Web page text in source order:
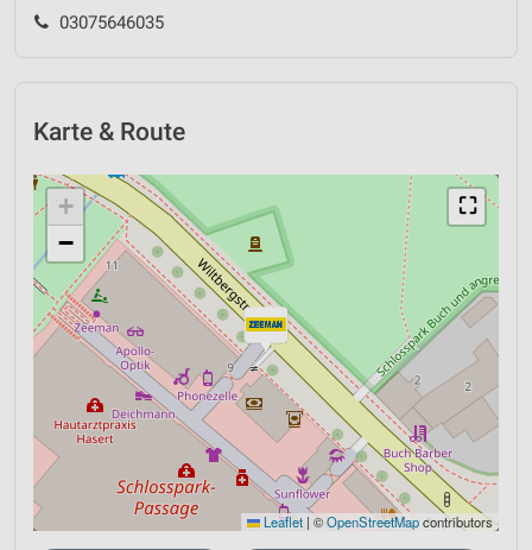
03075646035
Karte & Route
⛶
+
−
Leaflet | ©OpenStreetMapcontributors